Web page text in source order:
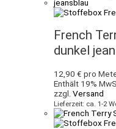
French
dunkel
12,90 € pro
Enthält 19%
zzgl. Versand
Lieferzeit: ca. 1-2